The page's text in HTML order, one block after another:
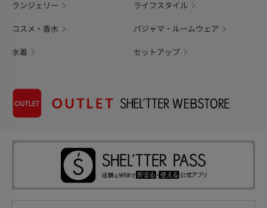
ランジェリー ライフスタイル
コスメ・香水 パジャマ・ルームウェア
水着 セットアップ